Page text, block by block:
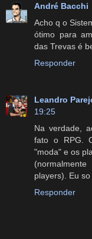
André Bacchi
Acho q o
ótimo para
das Trevas é
Responder
Leandro
19:25
Na verdade,
fato o RPG.
"moda" e os
players). Eu
Responder